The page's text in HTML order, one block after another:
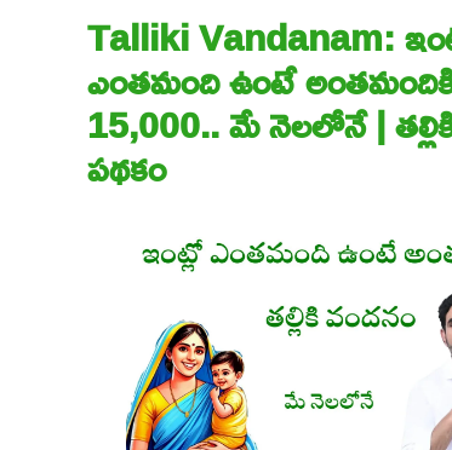
Talliki Vandanam:
ఎంతమంది ఉంటే
15,000.. మే నెలలోనే |
పథకం